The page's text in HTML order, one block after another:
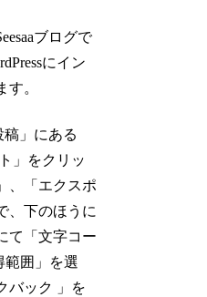
ブログで
にイン
。
稿」にある
」をクリッ
、「エクスポ
、下のほうに
て「文字コー
範囲」を選
バック 」を